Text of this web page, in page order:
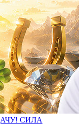
СИЛА